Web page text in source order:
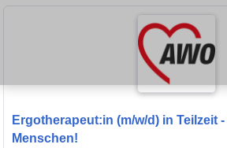
Ergotherapeut:in (m/w/d) in Teilzeit
Menschen!